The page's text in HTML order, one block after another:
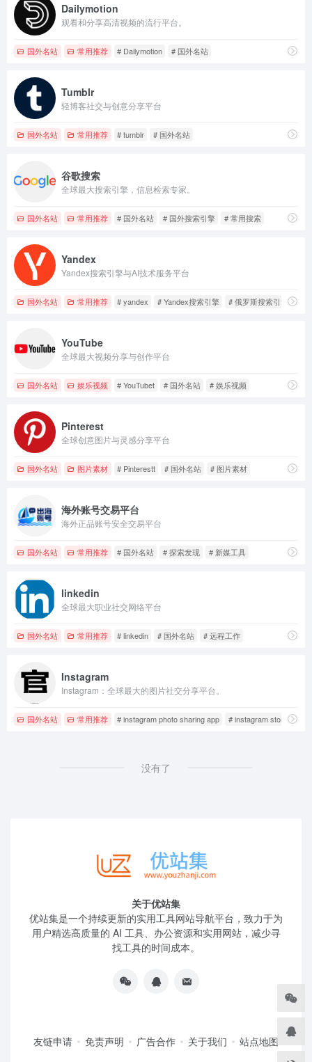
Dailymotion
观看和分享高清视频的流行平台。
国外名站 常用推荐 # Dailymotion # 国外名站
Tumblr
轻博客社交与创意分享平台
国外名站 常用推荐 # tumblr # 国外名站
谷歌搜索
全球最大搜索引擎，信息检索专家。
国外名站 常用推荐 # 国外名站 # 国外搜索引擎 # 常用搜索
Yandex
Yandex搜索引擎与AI技术服务平台
国外名站 常用推荐 # yandex # Yandex搜索引擎 # 俄罗斯搜索引擎
YouTube
全球最大视频分享与创作平台
国外名站 娱乐视频 # YouTubet # 国外名站 # 娱乐视频
Pinterest
全球创意图片与灵感分享平台
国外名站 图片素材 # Pinterestt # 国外名站 # 图片素材
海外账号交易平台
海外正品账号安全交易平台
国外名站 常用推荐 # 国外名站 # 探索发现 # 新媒工具
linkedin
全球最大职业社交网络平台
国外名站 常用推荐 # linkedin # 国外名站 # 远程工作
Instagram
Instagram：全球最大的图片社交分享平台。
国外名站 常用推荐 # instagram photo sharing app # instagram stories
没有了
关于优站集
优站集是一个持续更新的实用工具网站导航平台，致力于为
用户精选高质量的 AI 工具、办公资源和实用网站，减少寻
找工具的时间成本。
友链申请 免责声明 广告合作 关于我们 站点地图